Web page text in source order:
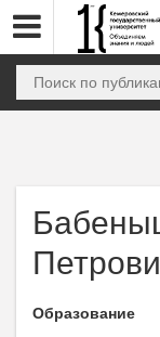
Образование